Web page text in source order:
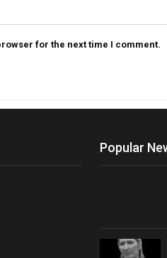
for the next time I comment.
Popular